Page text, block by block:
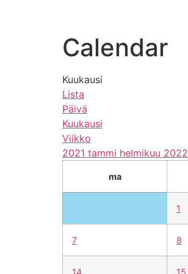
Calendar
Kuukausi
Lista
Päivä
Kuukausi
Viikko
2021 tammi helmikuu 2022
ma
1
7 8
14 15